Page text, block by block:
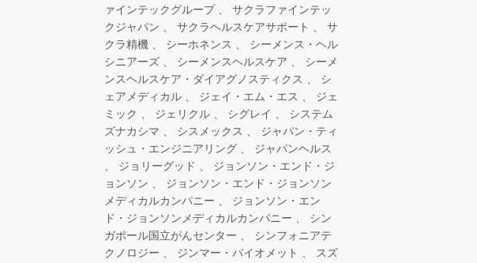
ァインテックグループ
サクラファインテッ
クジャパン
サクラヘルスケアサポート
サ
クラ精機
シーホネンス
シーメンス・ヘル
シニアーズ
シーメンスヘルスケア
シーメ
ンスヘルスケア・ダイアグノスティクス
シ
ェアメディカル
ジェイ・エム・エス
ジェ
ミック
ジェリクル シグレイ
システム
ズナカシマ
シスメックス
ジャパン・ティ
ッシュ・エンジニアリング
ジャパンヘルス
ジョリーグッド
ジョンソン・エンド・ジ
ョンソン
ジョンソン・エンド・ジョンソン
メディカルカンパニー
ジョンソン・エン
ド・ジョンソンメディカルカンパニー
シン
ガポール国立がんセンター
シンフォニアテ
クノロジー
ジンマー・バイオメット
スズ